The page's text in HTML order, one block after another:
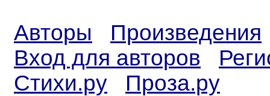
Авторы
Произведения
Вход для авторов
Стихи.ру
Проза.ру